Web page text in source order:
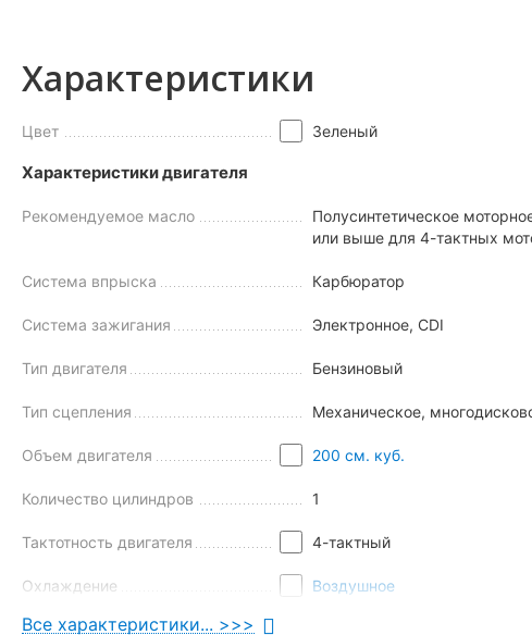
Главное отличие эндуро Спарк от классического дорожного
особенностейбюджетного мотоцикла
Spark SP200E-10 можно
Высокое сиденье (890 мм), улучшающее обзор и позволяющее
Увеличенный клиренс, позволяющий легко проезжать по
Энергоемкая длинноходная подвеска, поглощающая
Тяговый двигатель мощностью 14 л. с., повышающий
Характеристики
Цвет Зеленый
Характеристики двигателя
Рекомендуемое масло
Полусинтетическое
или выше для 4-тактных
Система впрыска Карбюратор
Система зажигания Электронное, CDI
Тип двигателя Бензиновый
Тип сцепления Механическое,
Объем двигателя 200 см. куб.
Количество цилиндров 1
Тактотность двигателя 4-тактный
Охлаждение Воздушное
Особенности
Все характеристики... >>>